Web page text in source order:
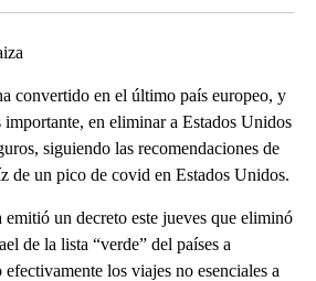
convertido en el último país europeo, y
en eliminar a Estados Unidos
siguiendo las recomendaciones de
de un pico de covid en Estados Unidos.
un decreto este jueves que eliminó
de la lista “verde” del países a
los viajes no esenciales a